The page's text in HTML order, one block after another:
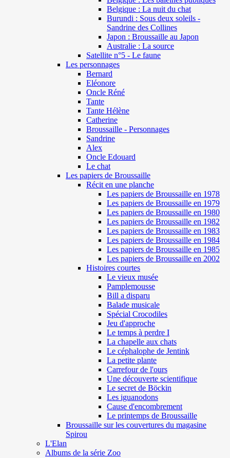
Belgique : La nuit du chat
Burundi : Sous deux soleils -
Sandrine des Collines
Japon : Broussaille au Japon
Australie : La source
Satellite n°5 - Le faune
Les personnages
Bernard
Eléonore
Oncle Réné
Tante
Tante Hélène
Catherine
Broussaille - Personnages
Sandrine
Alex
Oncle Edouard
Le chat
Les papiers de Broussaille
Récit en une planche
Les papiers de Broussaille en 1978
Les papiers de Broussaille en 1979
Les papiers de Broussaille en 1980
Les papiers de Broussaille en 1982
Les papiers de Broussaille en 1983
Les papiers de Broussaille en 1984
Les papiers de Broussaille en 1985
Les papiers de Broussaille en 2002
Histoires courtes
Le vieux musée
Pamplemousse
Bill a disparu
Balade musicale
Spécial Crocodiles
Jeu d'approche
Le temps à perdre I
La chapelle aux chats
Le céphalophe de Jentink
La petite plante
Carrefour de l'ours
Une découverte scientifique
Le secret de Böckin
Les iguanodons
Cause d'encombrement
Le printemps de Broussaille
Broussaille sur les couvertures du magasine
Spirou
L'Elan
Albums de la série Zoo